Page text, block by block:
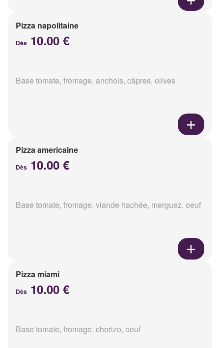
Pizza napolitaine
Dès 10.00 €
Base tomate, fromage, anchois, câpres, olives
Pizza americaine
Dès 10.00 €
Base tomate, fromage, viande hachée, merguez, oeuf
Pizza miami
Dès 10.00 €
Base tomate, fromage, chorizo, oeuf